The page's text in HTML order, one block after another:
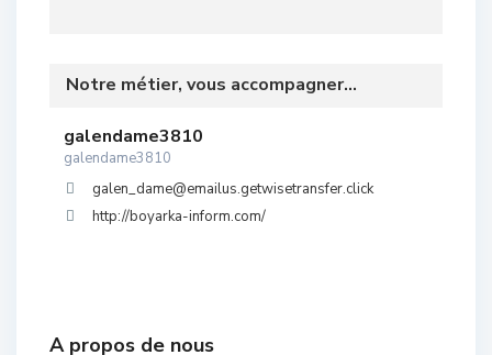
Notre métier, vous accompagner...
galendame3810
galendame3810
galen_dame@emailus.getwisetransfer.click
http://boyarka-inform.com/
A propos de nous